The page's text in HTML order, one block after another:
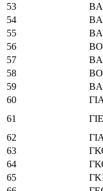
53
54
55
56
57
58
59
60
61
62
63
64
65